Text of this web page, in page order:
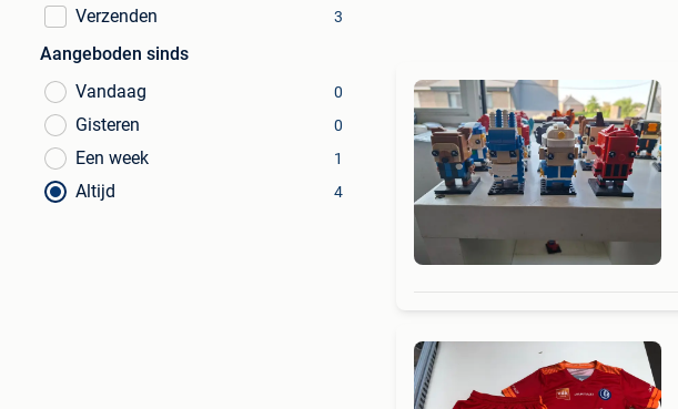
Verzenden 3
Aangeboden sinds
Vandaag
0
Gisteren 0
Een week 1
Altijd 4